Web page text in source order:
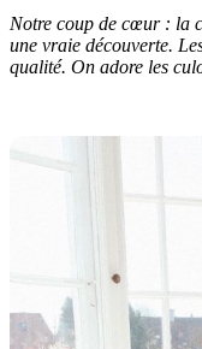
Notre coup de cœur : la
une vraie découverte.
qualité. On adore les